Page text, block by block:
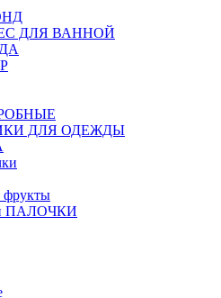
ДЛЯ ВАННОЙ
ДЛЯ ОДЕЖДЫ
фрукты
ПАЛОЧКИ